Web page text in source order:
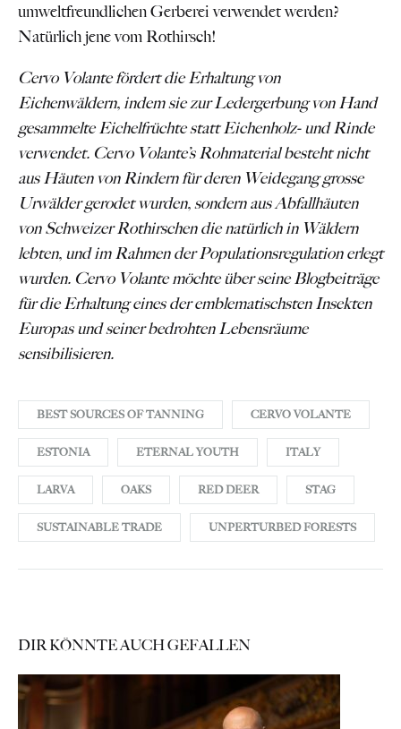
umweltfreundlichen Gerberei verwendet werden?
Natürlich jene vom Rothirsch!
Cervo Volante fördert die Erhaltung von
Eichenwäldern, indem sie zur Ledergerbung von Hand
gesammelte Eichelfrüchte statt Eichenholz- und Rinde
verwendet. Cervo Volante’s Rohmaterial besteht nicht
aus Häuten von Rindern für deren Weidegang grosse
Urwälder gerodet wurden, sondern aus Abfallhäuten
von Schweizer Rothirschen die natürlichin Wäldern
lebten, und im Rahmen der Populationsregulation erlegt
wurden. Cervo Volantemöchte über seine Blogbeiträge
für die Erhaltung eines der emblematischsten Insekten
Europas und seiner bedrohten Lebensräume
sensibilisieren.
BEST SOURCES OF TANNING CERVO VOLANTE
ESTONIA ETERNAL YOUTH ITALY
LARVA OAKS RED DEER STAG
SUSTAINABLE TRADE UNPERTURBED FORESTS
DIR KÖNNTE AUCH GEFALLEN